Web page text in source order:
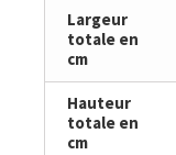
Largeur
totale en
cm
Hauteur
totale en
cm